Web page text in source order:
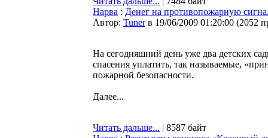
Нарва : Денег на противопожарную
Автор: Tuner в 19/06/2009 01:20:00 (2052
На сегодняшний день уже два детских
спасения уплатить, так называемые,
пожарной безопасности.
Далее...
Читать дальше... | 8587 байт